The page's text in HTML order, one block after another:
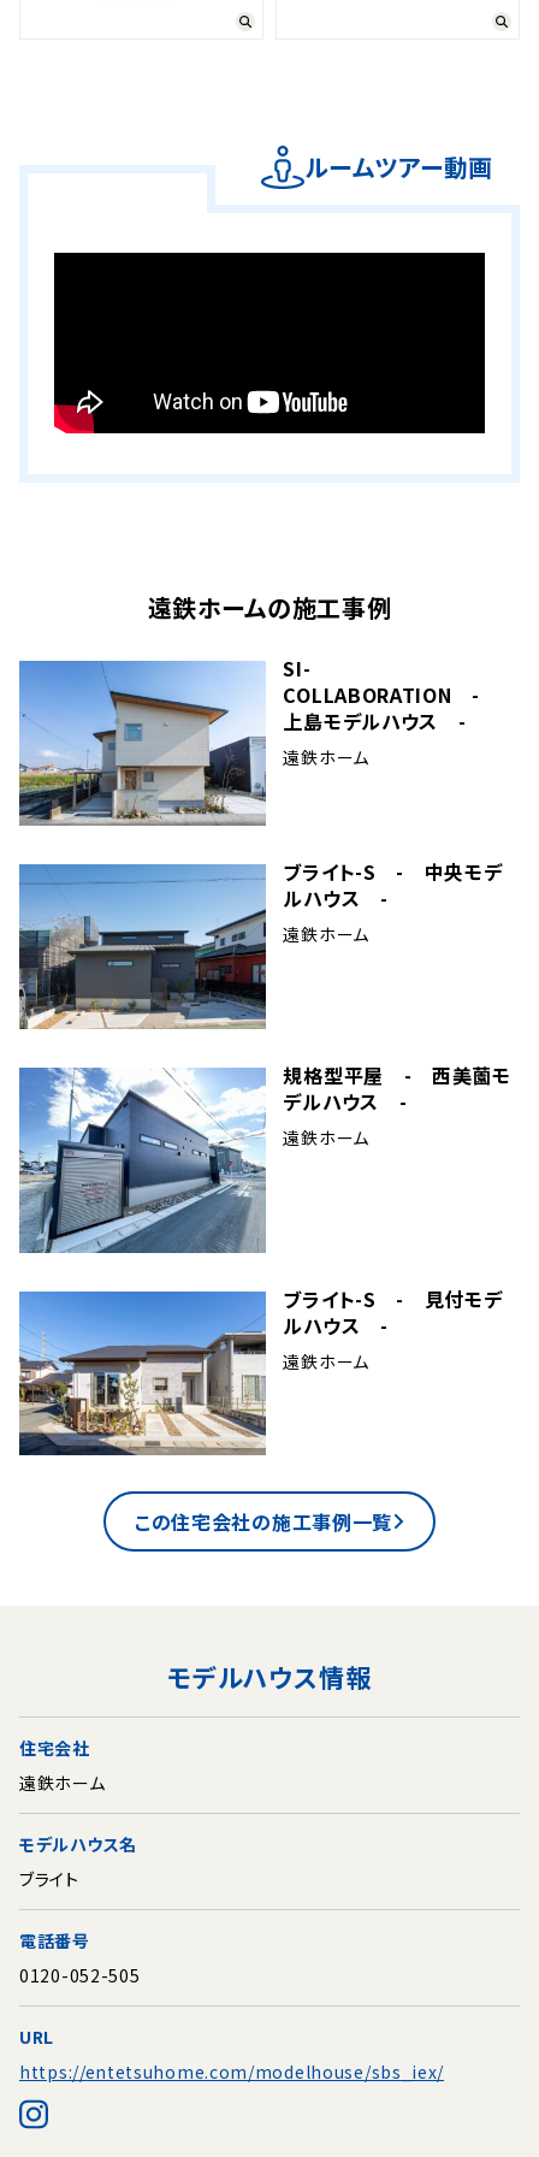
ルームツアー動画
遠鉄ホームの施工事例
SI-
COLLABORATION -
上島モデルハウス -
遠鉄ホーム
ブライト-S - 中央モデ
ルハウス -
遠鉄ホーム
規格型平屋 - 西美薗モ
デルハウス -
遠鉄ホーム
ブライト-S - 見付モデ
ルハウス -
遠鉄ホーム
この住宅会社の施工事例一覧
モデルハウス情報
住宅会社
遠鉄ホーム
モデルハウス名
ブライト
電話番号
0120-052-505
URL
https://entetsuhome.com/modelhouse/sbs_iex/